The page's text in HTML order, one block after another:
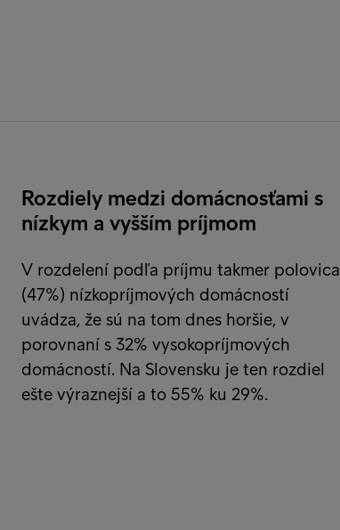
Rozdiely medzi domácnosťami s
nízkym a vyšším príjmom
V rozdelení podľa príjmu takmer polovica
(47%) nízkopríjmových domácností
uvádza, že sú na tom dnes horšie, v
porovnaní s 32% vysokopríjmových
domácností. Na Slovensku je ten rozdiel
ešte výraznejší a to 55% ku 29%.